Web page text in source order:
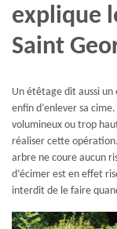
explique
Saint
Un étêtage dit aussi
enfin d’enlever sa
volumineux ou trop
réaliser cette
arbre ne coure aucun
d’écimer est en effet
interdit de le faire